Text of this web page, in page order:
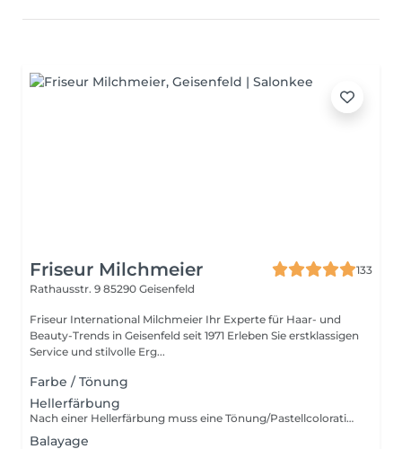
Friseur Milchmeier
133
Rathausstr. 9 85290 Geisenfeld
Friseur International Milchmeier Ihr Experte für Haar- und
Beauty-Trends in Geisenfeld seit 1971 Erleben Sie erstklassigen
Service und stilvolle Erg...
Farbe / Tönung
Hellerfärbung
Nach einer Hellerfärbung muss eine Tönung/Pastellcoloration dazugebucht werden
Balayage